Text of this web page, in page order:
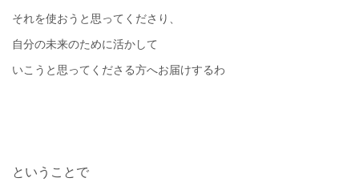
それを使おうと思ってくださり、
自分の未来のために活かして
いこうと思ってくださる方へお届けするわ
ということで